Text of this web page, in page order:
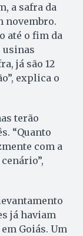
a safra da
novembro.
até o fim da
usinas
já são 12
explica o
terão
“Quanto
com a
já haviam
Goiás. Um